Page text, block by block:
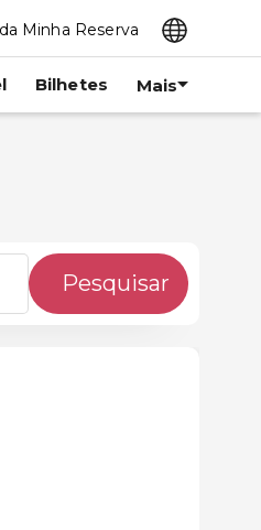
Minha Reserva
Bilhetes Mais
Pesquisar